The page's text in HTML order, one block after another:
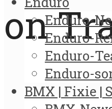
onEnduro-
Enduro-
Enduro-
Enduro-
BMX | Fixie |